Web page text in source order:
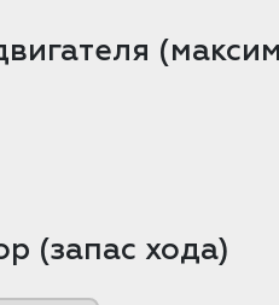
(запас хода)